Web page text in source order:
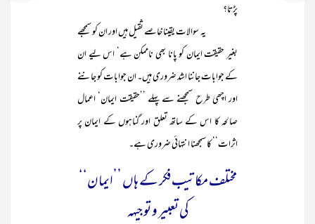
پڑتا؟
یہ سوالات یقینا خاصے ثقیل ہیں اور ان کو سمجھے
بغیر حقیقت ایمان کو پانا بھی ناممکن ہے‘ اس لیے ان
کے جوابات جاننا اشد ضروری ہیں۔ ان جوابات کو جاننے
اور اچھی طرح سمجھنے سے پہلے ’’حقیقت ایمان‘ اعمال
صالحہ کا اس کے ساتھ تعلق اور گناہوں کے ایمان پر
اثرات‘‘ کا سمجھنا انتہائی ضروری ہے۔
مختلف مکاتیب فکر کے ہاں ’’ایمان‘‘
کی تعبیر و توجیہہ